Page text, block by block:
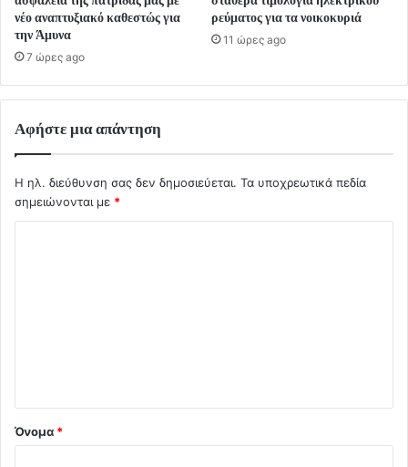
νέο αναπτυξιακό καθεστώς για
την Άμυνα
7 ώρες ago
ρεύματος για τα νοικοκυριά
11 ώρες ago
Αφήστε μια απάντηση
Η ηλ. διεύθυνση σας δεν δημοσιεύεται. Τα υποχρεωτικά πεδία
σημειώνονται με *
Όνομα *